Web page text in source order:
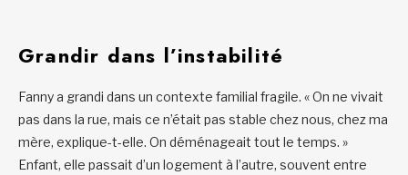
Grandir dans l’instabilité
Fanny a grandi dans un contexte familial fragile. « On ne vivait
pas dans la rue, mais ce n’était pas stable chez nous, chez ma
mère, explique-t-elle. On déménageait tout le temps. »
Enfant, elle passait d’un logement à l’autre, souvent entre